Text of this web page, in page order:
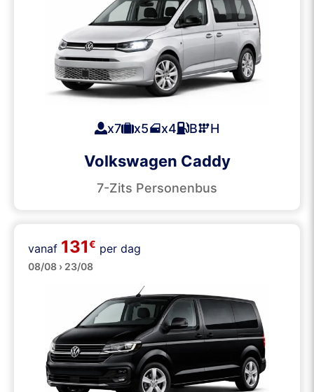
x7 x5 x4 B H
Volkswagen Caddy
7-Zits Personenbus
Personenbusjes
vanaf 131€ per dag
08/08 › 23/08